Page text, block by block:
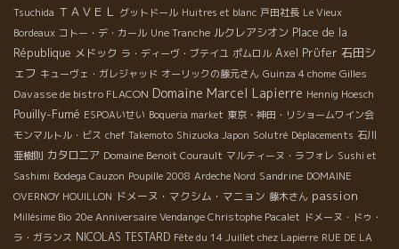
Tsuchida ＴＡＶＥＬ グットドール Huitres et blanc 戸田社長 Le Vieux
Bordeaux コトー・デ・カール Une Tranche ルクレアシオン Place de la
République メドック ラ・ディーヴ・ブテイユ ポムロル Axel Prϋfer 石田シ
ェフ キューヴェ・ガレジャッド オーリックの藤元さん Guinza 4 chome Gilles
Davasse de bistro FLACON Domaine Marcel Lapierre Hennig Hoesch
Pouilly-Fumé ESPOAいせい Boqueria market 東京・神田・リショームワイン会
モンマルトル・ビス chef Takemoto Shizuoka Japon Solutré Déplacements 石川
亜樹則 カタロニア Domaine Benoit Courault マルティーヌ・ラフォレ Sushi et
Sashimi Bodega Cauzon Poupille 2008 Ardeche Nord Sandrine DOMAINE
OVERNOY HOUILLON ドメーヌ・マクシム・マニョン 藤木さん passion
Millésime Bio 20e Anniversaire Vendange Christophe Pacalet ドメーヌ・ドゥ・
ラ・ガランス NICOLAS TESTARD Fête du 14 Juillet chez Lapierre RUE DE LA